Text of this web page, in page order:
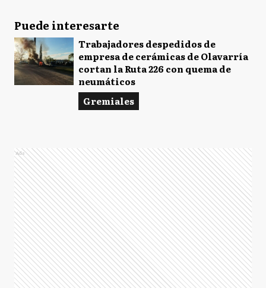
Puede interesarte
Trabajadores despedidos de
empresa de cerámicas de Olavarría
cortan la Ruta 226 con quema de
neumáticos
Gremiales
Ads